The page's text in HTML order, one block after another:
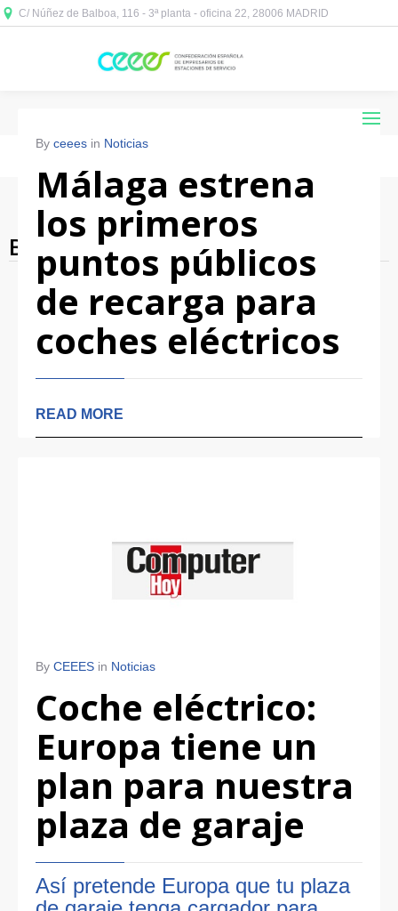
C/ Núñez de Balboa, 116 - 3ª planta - oficina 22, 28006 MADRID
Blog Archives
By ceees in Noticias
Málaga estrena
los primeros
puntos públicos
de recarga para
coches eléctricos
READ MORE
By CEEES in Noticias
Coche eléctrico:
Europa tiene un
plan para nuestra
plaza de garaje
Así pretende Europa que tu plaza